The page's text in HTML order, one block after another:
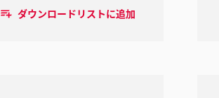
ダウンロードリストに追加